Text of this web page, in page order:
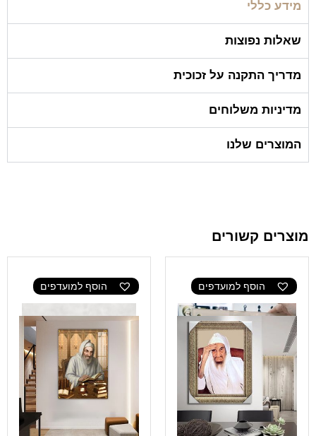
מידע כללי
שאלות נפוצות
מדריך התקנה על זכוכית
מדיניות משלוחים
המוצרים שלנו
מוצרים קשורים
הוסף למועדפים הוסף למועדפים